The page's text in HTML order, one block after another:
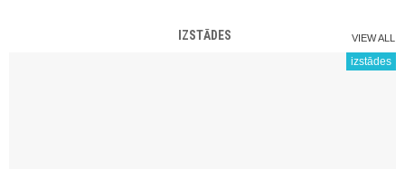
IZSTĀDES VIEW ALL
izstādes